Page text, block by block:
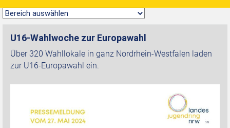
U16-Wahlwoche zur Europawahl
Über 320 Wahllokale in ganz Nordrhein-Westfalen laden
zur U16-Europawahl ein.